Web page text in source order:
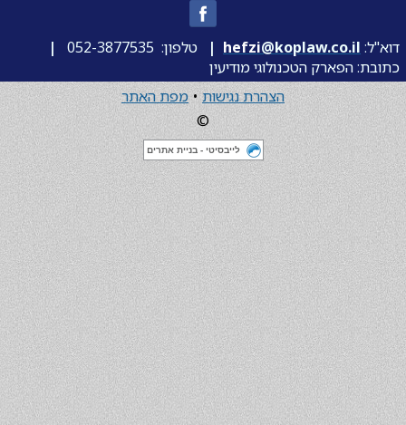
דוא"ל: hefzi@koplaw.co.il
| טלפון: 052-3877535
|
כתובת: הפארק הטכנולוגי מודיעין
הצהרת נגישות•מפת האתר
©
לייבסיטי - בניית אתרים